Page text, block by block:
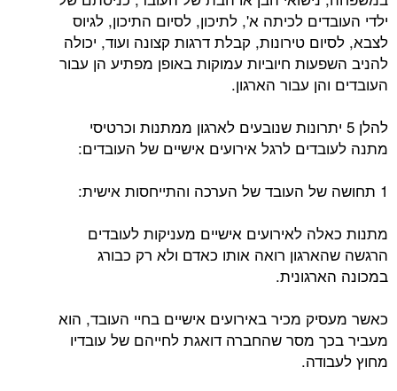
ילדי העובדים לכיתה א', לתיכון, לסיום התיכון, לגיוס
לצבא, לסיום טירונות, קבלת דרגות קצונה ועוד, יכולה
להניב השפעות חיוביות עמוקות באופן מפתיע הן עבור
העובדים והן עבור הארגון.
להלן 5 יתרונות שנובעים לארגון ממתנות וכרטיסי
מתנה לעובדים לרגל אירועים אישיים של העובדים:
1 תחושה של העובד של הערכה והתייחסות אישית:
מתנות כאלה לאירועים אישיים מעניקות לעובדים
הרגשה שהארגון רואה אותו כאדם ולא רק כבורג
במכונה הארגונית.
כאשר מעסיק מכיר באירועים אישיים בחיי העובד, הוא
מעביר בכך מסר שהחברה דואגת לחייהם של עובדיו
מחוץ לעבודה.